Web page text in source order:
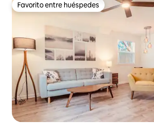
Favorito entre huéspedes
Favorito entre huéspedes